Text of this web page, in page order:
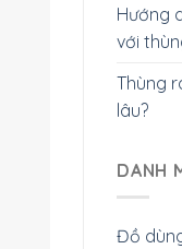
Hướng
với
Thùng
lâu?
DANH
Đồ